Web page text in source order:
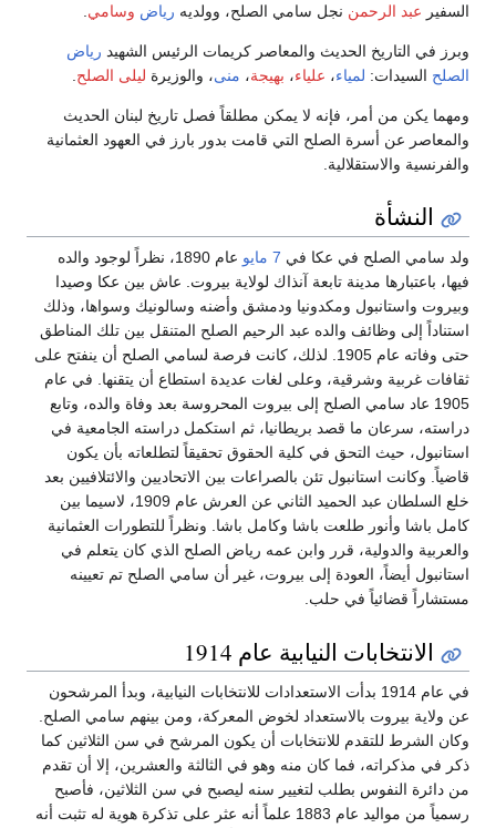
السفير عبد الرحمن نجل سامي الصلح، وولديه رياض وسامي
وبرز في التاريخ الحديث والمعاصر كريمات الرئيس الشهيد رياض
الصلح السيدات: لمياء، علياء، بهيجة، منى، والوزيرة ليلى الصلح
ومهما يكن من أمر، فإنه لا يمكن مطلقاً فصل تاريخ لبنان الحديث
والمعاصر عن أسرة الصلح التي قامت بدور بارز في العهود العثمانية
والفرنسية والاستقلالية.
النشأة
ولد سامي الصلح في عكا في 7 مايو
عام 1890، نظراً لوجود والده
فيها، باعتبارها مدينة تابعة آنذاك لولاية بيروت. عاش بين عكا وصيدا
وبيروت واستانبول ومكدونيا ودمشق وأضنه وسالونيك وسواها، وذلك
استناداً إلى وظائف والده عبد الرحيم الصلح المتنقل بين تلك المناطق
حتى وفاته عام 1905. لذلك، كانت فرصة لسامي الصلح أن ينفتح على
ثقافات غربية وشرقية، وعلى لغات عديدة استطاع أن يتقنها. في عام
1905 عاد سامي الصلح إلى بيروت المحروسة بعد وفاة والده، وتابع
دراسته، سرعان ما قصد بريطانيا، ثم استكمل دراسته الجامعية في
استانبول، حيث التحق في كلية الحقوق تحقيقاً لتطلعاته بأن يكون
قاضياً. وكانت استانبول تئن بالصراعات بين الاتحاديين والائتلافيين بعد
خلع السلطان عبد الحميد الثاني عن العرش عام 1909، لاسيما بين
كامل باشا وأنور طلعت باشا وكامل باشا. ونظراً للتطورات العثمانية
والعربية والدولية، قرر وابن عمه رياض الصلح الذي كان يتعلم في
استانبول أيضاً، العودة إلى بيروت، غير أن سامي الصلح تم تعيينه
مستشاراً قضائياً في حلب.
الانتخابات النيابية عام 1914
في عام 1914 بدأت الاستعدادات للانتخابات النيابية، وبدأ المرشحون
عن ولاية بيروت بالاستعداد لخوض المعركة، ومن بينهم سامي الصلح.
وكان الشرط للتقدم للانتخابات أن يكون المرشح في سن الثلاثين كما
ذكر في مذكراته، فما كان منه وهو في الثالثة والعشرين، إلا أن تقدم
من دائرة النفوس بطلب لتغيير سنه ليصبح في سن الثلاثين، فأصبح
رسمياً من مواليد عام 1883 علماً أنه عثر على تذكرة هوية له تثبت أنه